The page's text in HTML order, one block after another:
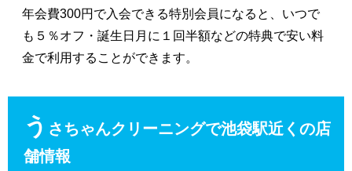
年会費300円で入会できる特別会員になると、いつで
も５％オフ・誕生日月に１回半額などの特典で安い料
金で利用することができます。
う さちゃんクリーニングで池袋駅近くの店
舗情報